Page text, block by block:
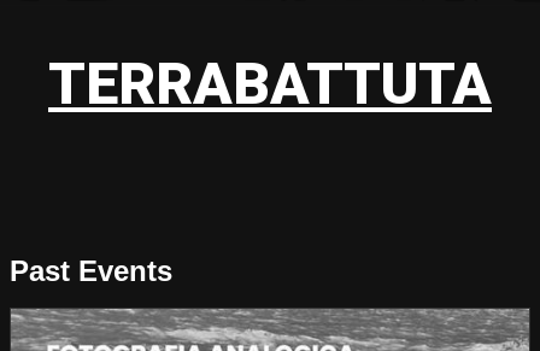
TERRABATTUTA
Past Events